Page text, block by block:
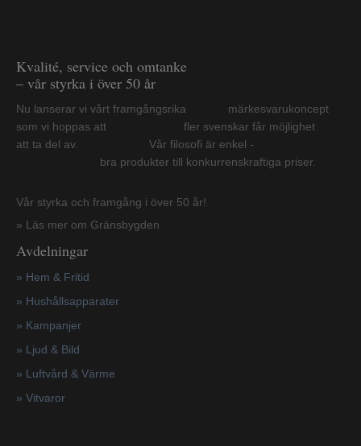
Kvalité, service och omtanke
– vår styrka i över 50 år
Nu lanserar vi vårt framgångsrika märkesvarukoncept
som vi hoppas att fler svenskar får möjlighet
att ta del av. Vår filosofi är enkel -
bra produkter till konkurrenskraftiga priser.
Vår styrka och framgång i över 50 år!
» Läs mer om Gränsbygden
Avdelningar
» Hem & Fritid
» Hushållsapparater
» Kampanjer
» Ljud & Bild
» Luftvård & Värme
» Vitvaror